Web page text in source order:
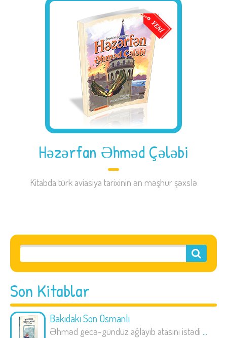
Son Kitablar
Bakıdakı Son Osmanlı
Əhməd gecə-gündüz ağlayıb atasını istədi ...
Həzərfan Əhməd Çələbi
Kitabda türk aviasiya tarixinin ən məşhur şəxslə